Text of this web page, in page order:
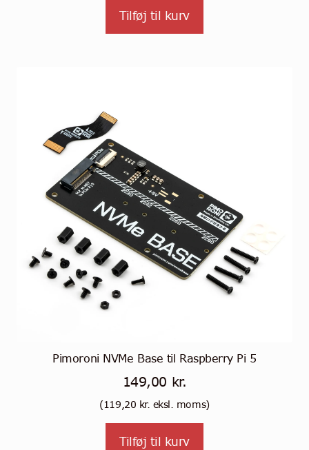
Tilføj til kurv
Pimoroni NVMe Base til Raspberry Pi 5
149,00 kr.
(119,20 kr. eksl. moms)
Tilføj til kurv